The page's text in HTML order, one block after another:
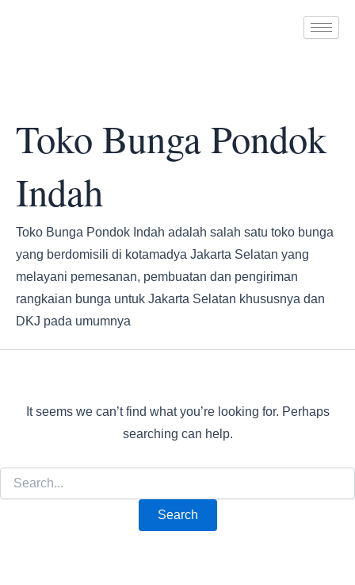
Toko Bunga Pondok
Indah
Toko Bunga Pondok Indah adalah salah satu toko bunga
yang berdomisili di kotamadya Jakarta Selatan yang
melayani pemesanan, pembuatan dan pengiriman
rangkaian bunga untuk Jakarta Selatan khususnya dan
DKJ pada umumnya
It seems we can’t find what you’re looking for. Perhaps
searching can help.